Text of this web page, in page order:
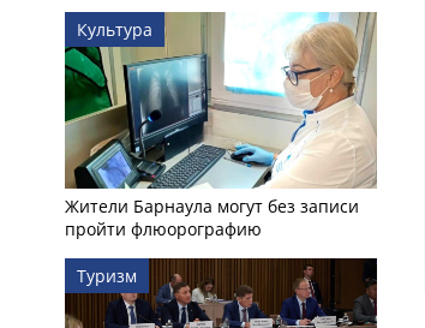
Культура
Жители Барнаула могут без записи
пройти флюорографию
Туризм